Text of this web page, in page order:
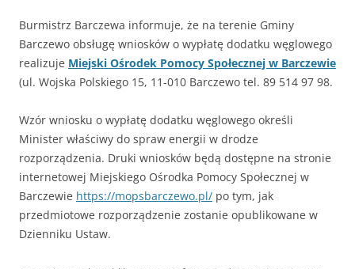
Burmistrz Barczewa informuje, że na terenie Gminy
Barczewo obsługę wniosków o wypłatę dodatku węglowego
realizuje Miejski Ośrodek Pomocy Społecznej w Barczewie
(ul. Wojska Polskiego 15, 11-010 Barczewo tel. 89 514 97 98.
Wzór wniosku o wypłatę dodatku węglowego określi
Minister właściwy do spraw energii w drodze
rozporządzenia. Druki wniosków będą dostępne na stronie
internetowej Miejskiego Ośrodka Pomocy Społecznej w
Barczewie https://mopsbarczewo.pl/ po tym, jak
przedmiotowe rozporządzenie zostanie opublikowane w
Dzienniku Ustaw.